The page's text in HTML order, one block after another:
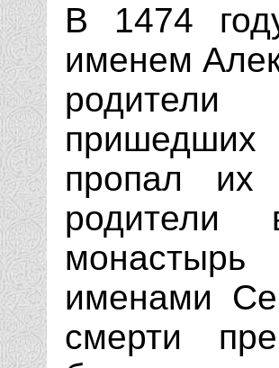
В 1474
именем
пришедших
пропал
именами
смерти